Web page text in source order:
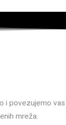
i povezujemo vas
mreža.